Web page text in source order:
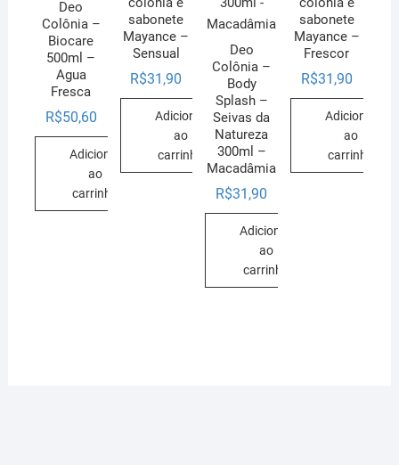
Deo
Colônia –
Biocare
500ml –
Agua
Fresca
R$50,60
Adicionar
ao
carrinho
sabonete
Mayance –
Sensual
R$31,90
Adicionar
ao
carrinho
Deo
Colônia –
Body
Splash –
Seivas da
Natureza
300ml –
Macadâmia
R$31,90
Adicionar
ao
carrinho
sabonete
Mayance –
Frescor
R$31,90
Adicionar
ao
carrinho